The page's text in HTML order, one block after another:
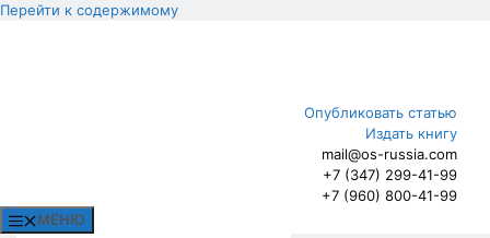
Перейти к содержимому
Опубликовать статью
Издать книгу
mail@os-russia.com
+7 (347) 299-41-99
+7 (960) 800-41-99
МЕНЮ